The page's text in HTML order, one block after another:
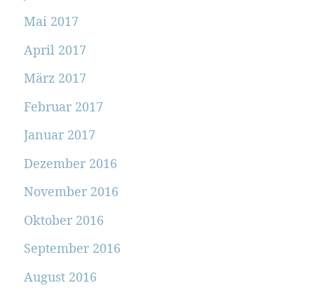
Mai 2017
April 2017
März 2017
Februar 2017
Januar 2017
Dezember 2016
November 2016
Oktober 2016
September 2016
August 2016